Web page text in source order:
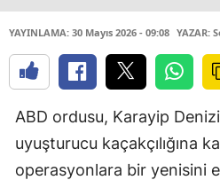
YAYINLAMA: 30 Mayıs 2026 - 09:08 YAZAR:
ABD ordusu, Karayip
uyuşturucu kaçakçılığına
operasyonlara bir yenisini